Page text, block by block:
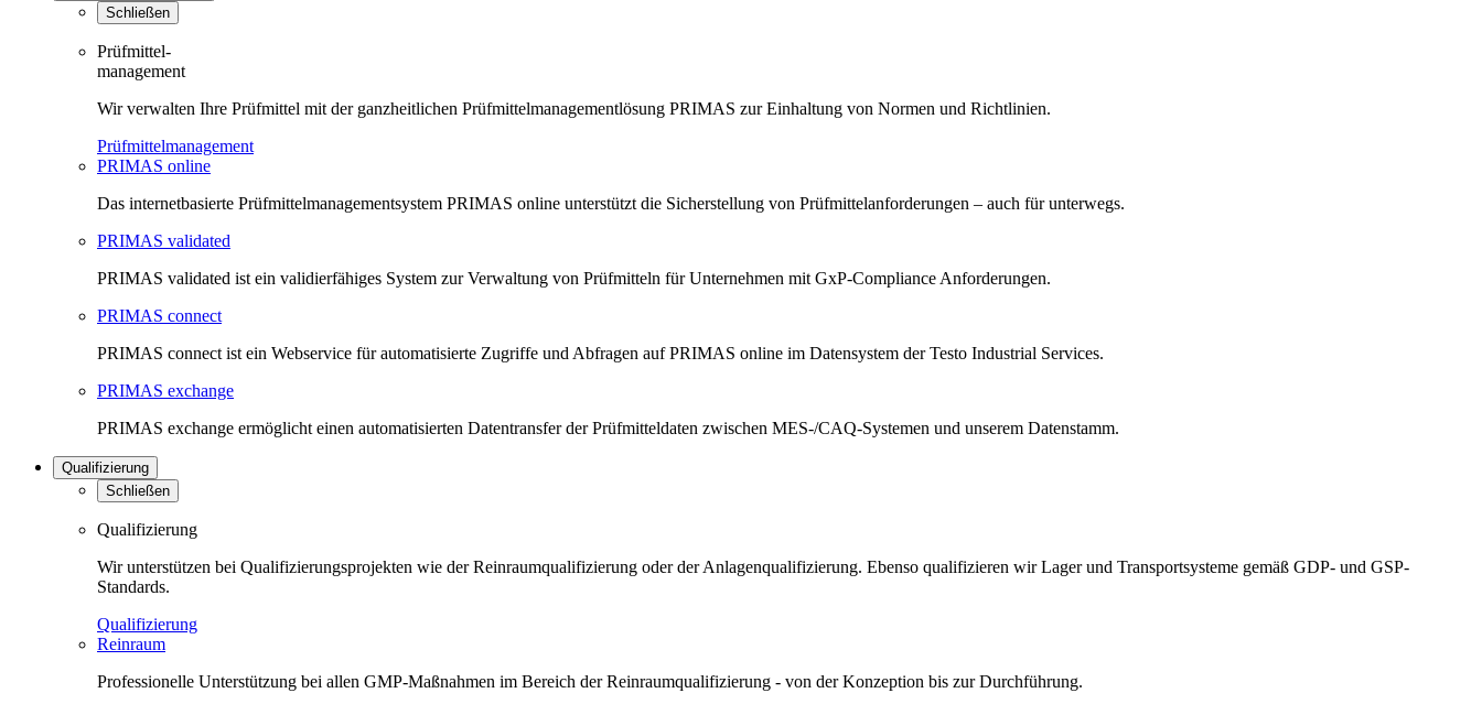
Schließen
Prüfmittel-
management
Wir verwalten Ihre Prüfmittel mit der ganzheitlichen Prüfmittelmanagementlösung PRIMAS zur Einhaltung von Normen und Richtlinien.
Prüfmittelmanagement
PRIMAS online
Das internetbasierte Prüfmittelmanagementsystem PRIMAS online unterstützt die Sicherstellung von Prüfmittelanforderungen – auch für unterwegs.
PRIMAS validated
PRIMAS validated ist ein validierfähiges System zur Verwaltung von Prüfmitteln für Unternehmen mit GxP-Compliance Anforderungen.
PRIMAS connect
PRIMAS connect ist ein Webservice für automatisierte Zugriffe und Abfragen auf PRIMAS online im Datensystem der Testo Industrial Services.
PRIMAS exchange
PRIMAS exchange ermöglicht einen automatisierten Datentransfer der Prüfmitteldaten zwischen MES-/CAQ-Systemen und unserem Datenstamm.
Qualifizierung
Schließen
Qualifizierung
Wir unterstützen bei Qualifizierungsprojekten wie der Reinraumqualifizierung oder der Anlagenqualifizierung. Ebenso qualifizieren wir Lager und Transportsysteme gemäß GDP- und GSP-
Standards.
Qualifizierung
Reinraum
Professionelle Unterstützung bei allen GMP-Maßnahmen im Bereich der Reinraumqualifizierung - von der Konzeption bis zur Durchführung.